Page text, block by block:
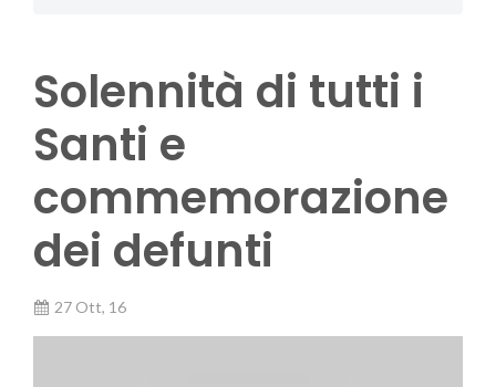
Solennità di tutti i
Santi e
commemorazione
dei defunti
27 Ott, 16